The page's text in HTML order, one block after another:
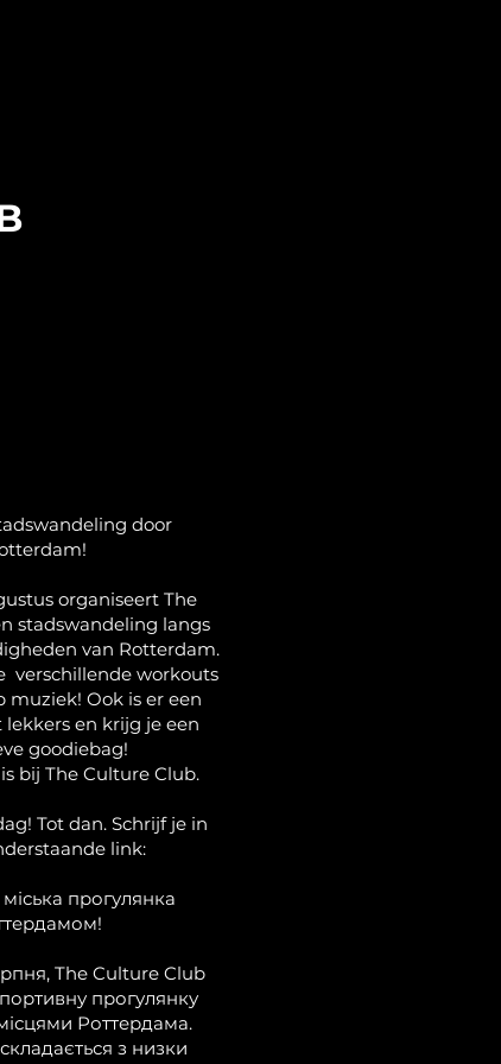
door
organiseert The
stadswandeling langs
van Rotterdam.
verschillende workouts
muziek! Ook is er een
en krijg je een
goodiebag!
bij The Culture Club.
Tot dan. Schrijf je in
link:
прогулянка
The Culture Club
прогулянку
Роттердама.
з низки